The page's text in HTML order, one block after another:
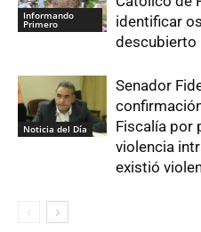
Informando
Primero
identificar
descubierto
Noticia del Día
Senador
Fiscalía por
violencia
existió